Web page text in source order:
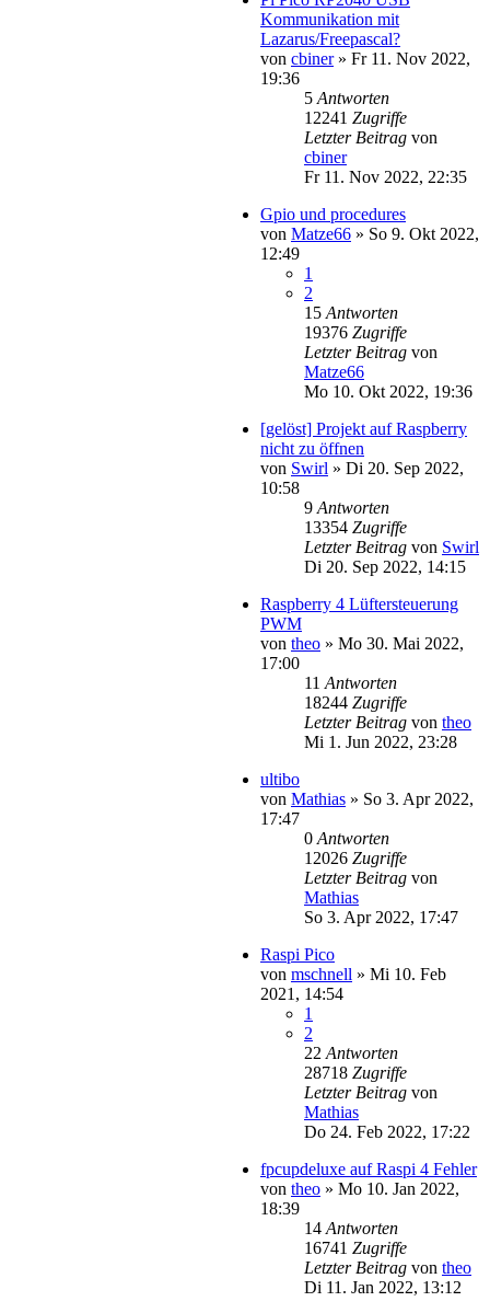
Kommunikation mit
Lazarus/Freepascal?
von cbiner» Fr 11. Nov 2022,
19:36
5 Antworten
12241 Zugriffe
Letzter Beitrag von
cbiner
Fr 11. Nov 2022, 22:35
Gpio und procedures
von Matze66 » So 9. Okt 2022,
12:49
1
2
15 Antworten
19376 Zugriffe
Letzter Beitrag von
Matze66
Mo 10. Okt 2022, 19:36
[gelöst] Projekt auf Raspberry
nicht zu öffnen
von Swirl » Di 20. Sep 2022,
10:58
9 Antworten
13354 Zugriffe
Letzter Beitrag von Swirl
Di 20. Sep 2022, 14:15
Raspberry 4 Lüftersteuerung
PWM
von theo » Mo 30. Mai 2022,
17:00
11 Antworten
18244 Zugriffe
Letzter Beitrag von theo
Mi 1. Jun 2022, 23:28
ultibo
von Mathias » So 3. Apr 2022,
17:47
0 Antworten
12026 Zugriffe
Letzter Beitrag von
Mathias
So 3. Apr 2022, 17:47
Raspi Pico
von mschnell » Mi 10. Feb
2021, 14:54
1
2
22 Antworten
28718 Zugriffe
Letzter Beitrag von
Mathias
Do 24. Feb 2022, 17:22
fpcupdeluxe auf Raspi 4 Fehler
von theo » Mo 10. Jan 2022,
18:39
14 Antworten
16741 Zugriffe
Letzter Beitrag von theo
Di 11. Jan 2022, 13:12